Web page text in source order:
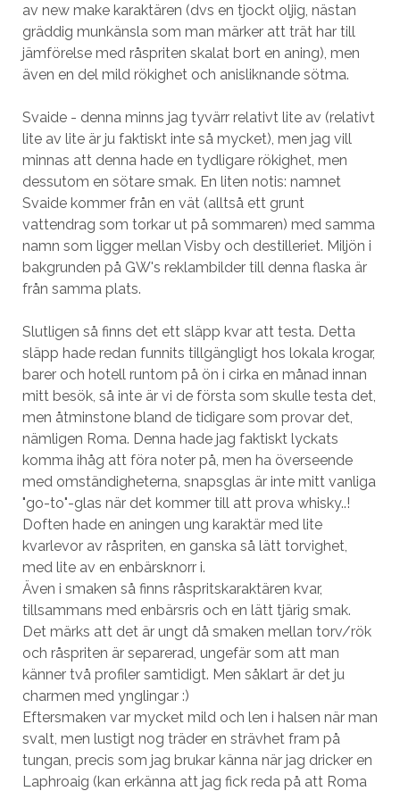
av new make karaktären (dvs en tjockt oljig, nästan
gräddig munkänsla som man märker att trät har till
jämförelse med råspriten skalat bort en aning), men
även en del mild rökighet och anisliknande sötma.
Svaide - denna minns jag tyvärr relativt lite av (relativt
lite av lite är ju faktiskt inte så mycket), men jag vill
minnas att denna hade en tydligare rökighet, men
dessutom en sötare smak. En liten notis: namnet
Svaide kommer från en vät (alltså ett grunt
vattendrag som torkar ut på sommaren) med samma
namn som ligger mellan Visby och destilleriet. Miljön i
bakgrunden på GW's reklambilder till denna flaska är
från samma plats.
Slutligen så finns det ett släpp kvar att testa. Detta
släpp hade redan funnits tillgängligt hos lokala krogar,
barer och hotell runtom på ön i cirka en månad innan
mitt besök, så inte är vi de första som skulle testa det,
men åtminstone bland de tidigare som provar det,
nämligen Roma. Denna hade jag faktiskt lyckats
komma ihåg att föra noter på, men ha överseende
med omständigheterna, snapsglas är inte mitt vanliga
"go-to"-glas när det kommer till att prova whisky..!
Doften hade en aningen ung karaktär med lite
kvarlevor av råspriten, en ganska så lätt torvighet,
med lite av en enbärsknorr i.
Även i smaken så finns råspritskaraktären kvar,
tillsammans med enbärsris och en lätt tjärig smak.
Det märks att det är ungt då smaken mellan torv/rök
och råspriten är separerad, ungefär som att man
känner två profiler samtidigt. Men såklart är det ju
charmen med ynglingar :)
Eftersmaken var mycket mild och len i halsen när man
svalt, men lustigt nog träder en strävhet fram på
tungan, precis som jag brukar känna när jag dricker en
Laphroaig (kan erkänna att jag fick reda på att Roma